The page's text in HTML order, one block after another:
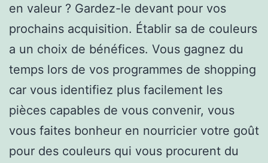
en valeur ? Gardez-le devant pour vos
prochains acquisition. Établir sa de couleurs
a un choix de bénéfices. Vous gagnez du
temps lors de vos programmes de shopping
car vous identifiez plus facilement les
pièces capables de vous convenir, vous
vous faites bonheur en nourricier votre goût
pour des couleurs qui vous procurent du